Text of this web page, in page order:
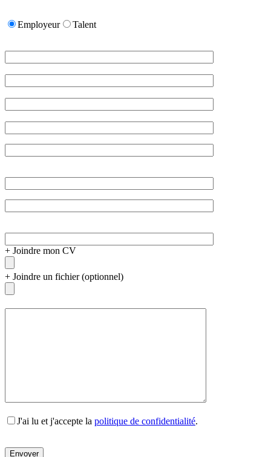
leaveEmployeur Talent
+ Joindre mon CV
+ Joindre un fichier (optionnel)
J'ai lu et j'accepte la politique de confidentialité.